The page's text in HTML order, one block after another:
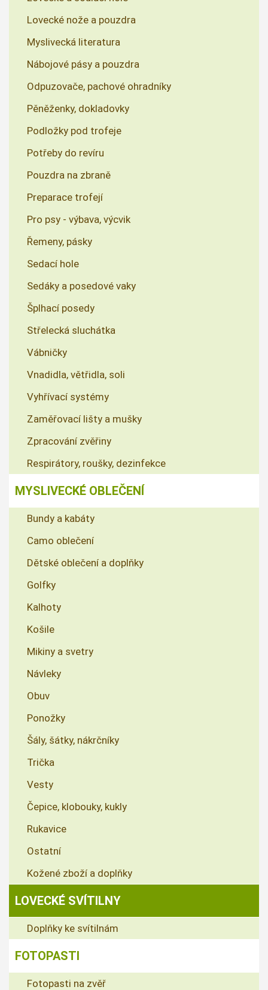
Lovecké nože a pouzdra
Myslivecká literatura
Nábojové pásy a pouzdra
Odpuzovače, pachové ohradníky
Pěněženky, dokladovky
Podložky pod trofeje
Potřeby do revíru
Pouzdra na zbraně
Preparace trofejí
Pro psy - výbava, výcvik
Řemeny, pásky
Sedací hole
Sedáky a posedové vaky
Šplhací posedy
Střelecká sluchátka
Vábničky
Vnadidla, větřidla, soli
Vyhřívací systémy
Zaměřovací lišty a mušky
Zpracování zvěřiny
Respirátory, roušky, dezinfekce
MYSLIVECKÉ OBLEČENÍ
Bundy a kabáty
Camo oblečení
Dětské oblečení a doplňky
Golfky
Kalhoty
Košile
Mikiny a svetry
Návleky
Obuv
Ponožky
Šály, šátky, nákrčníky
Trička
Vesty
Čepice, klobouky, kukly
Rukavice
Ostatní
Kožené zboží a doplňky
LOVECKÉ SVÍTILNY
Doplňky ke svítilnám
FOTOPASTI
Fotopasti na zvěř